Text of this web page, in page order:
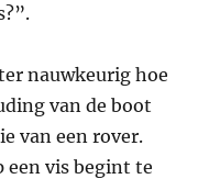
nauwkeurig hoe
van de boot
van een rover.
een vis begint te